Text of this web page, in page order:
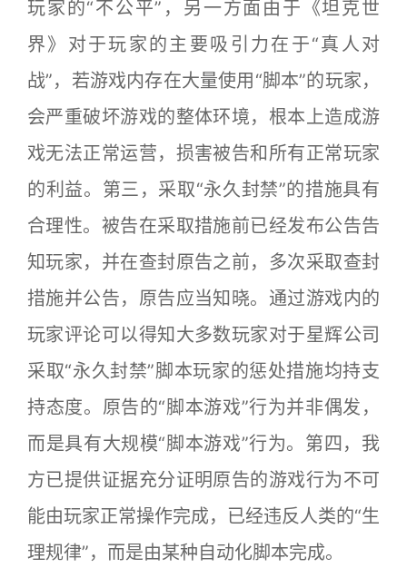
玩家的“不公平”，另一方面由于《坦克世
界》对于玩家的主要吸引力在于“真人对
战”，若游戏内存在大量使用“脚本”的玩家，
会严重破坏游戏的整体环境，根本上造成游
戏无法正常运营，损害被告和所有正常玩家
的利益。第三，采取“永久封禁”的措施具有
合理性。被告在采取措施前已经发布公告告
知玩家，并在查封原告之前，多次采取查封
措施并公告，原告应当知晓。通过游戏内的
玩家评论可以得知大多数玩家对于星辉公司
采取“永久封禁”脚本玩家的惩处措施均持支
持态度。原告的“脚本游戏”行为并非偶发，
而是具有大规模“脚本游戏”行为。第四，我
方已提供证据充分证明原告的游戏行为不可
能由玩家正常操作完成，已经违反人类的“生
理规律”，而是由某种自动化脚本完成。